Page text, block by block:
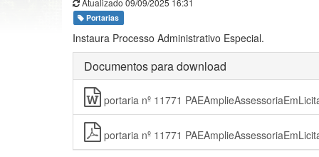
Atualizado 09/09/2025 16:31
Portarias
Instaura Processo Administrativo Especial.
Documentos para download
portaria nº 11771
portaria nº 11771